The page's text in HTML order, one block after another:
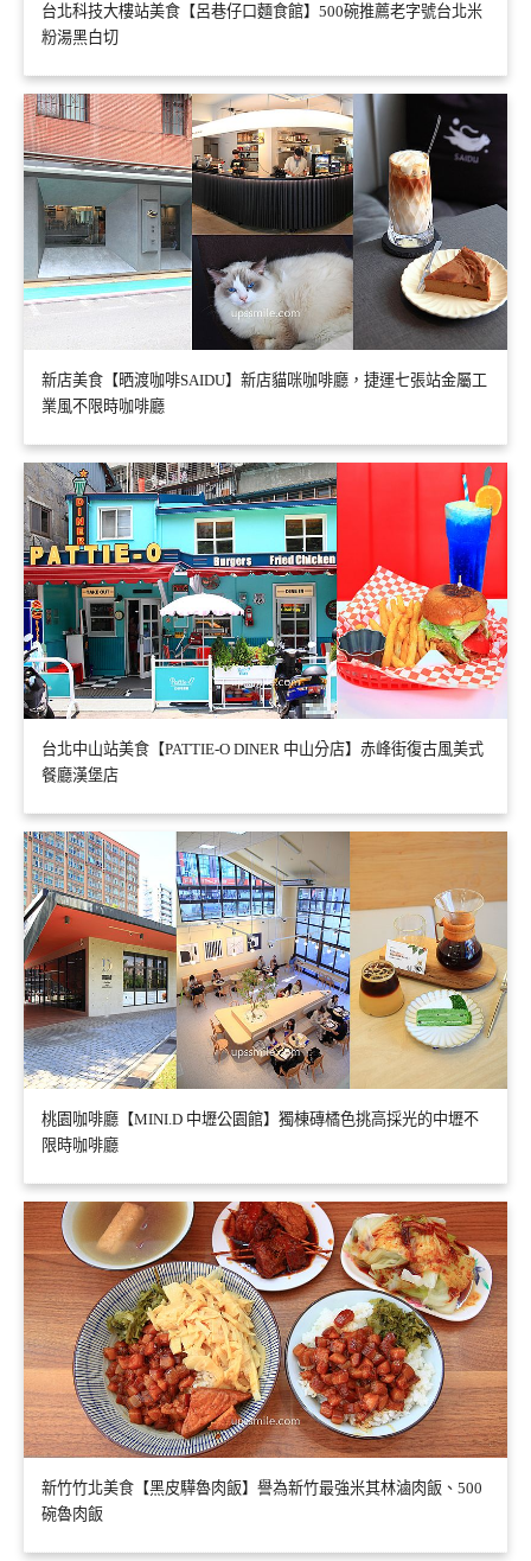
台北科技大樓站美食【呂巷仔口麵食館】500碗推薦老字號台北米
粉湯黑白切
新店美食【晒渡咖啡SAIDU】新店貓咪咖啡廳，捷運七張站金屬工
業風不限時咖啡廳
台北中山站美食【PATTIE-O DINER 中山分店】赤峰街復古風美式
餐廳漢堡店
桃園咖啡廳【MINI.D 中壢公園館】獨棟磚橘色挑高採光的中壢不
限時咖啡廳
新竹竹北美食【黑皮驊魯肉飯】譽為新竹最強米其林滷肉飯、500
碗魯肉飯